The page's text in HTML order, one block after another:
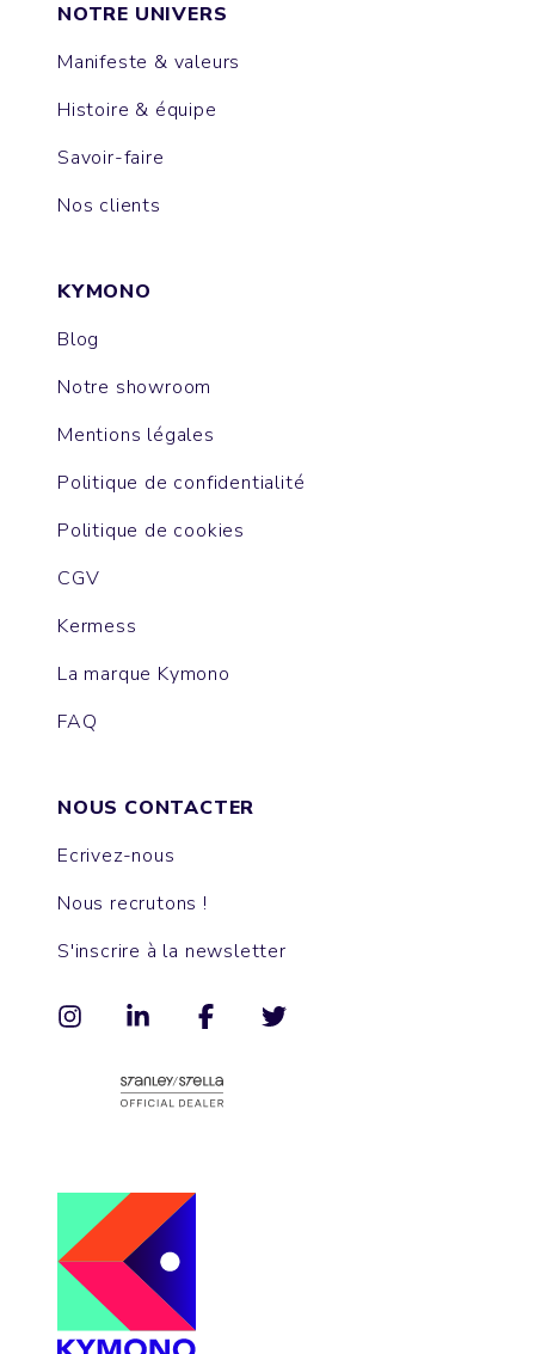
NOTRE UNIVERS
Manifeste & valeurs
Histoire & équipe
Savoir-faire
Nos clients
KYMONO
Blog
Notre showroom
Mentions légales
Politique de confidentialité
Politique de cookies
CGV
Kermess
La marque Kymono
FAQ
NOUS CONTACTER
Ecrivez-nous
Nous recrutons !
S'inscrire à la newsletter